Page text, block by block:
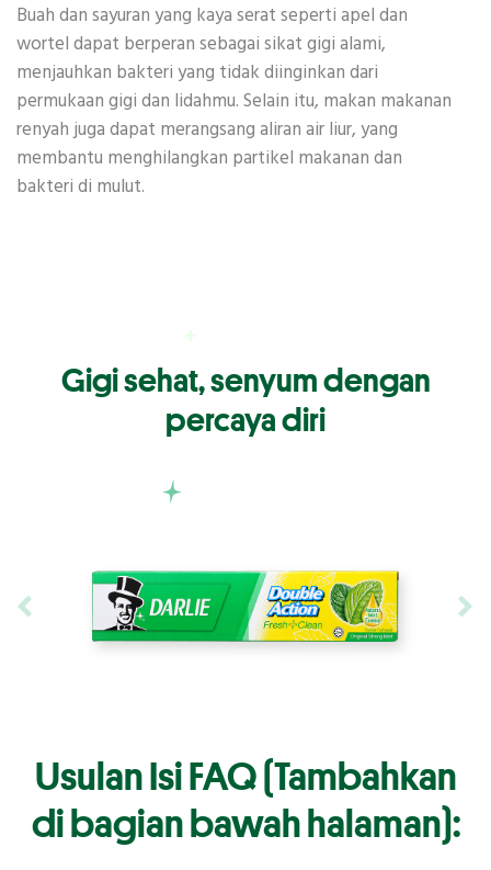
Buah dan sayuran yang kaya serat seperti apel dan
wortel dapat berperan sebagai sikat gigi alami,
menjauhkan bakteri yang tidak diinginkan dari
permukaan gigi dan lidahmu. Selain itu, makan makanan
renyah juga dapat merangsang aliran air liur, yang
membantu menghilangkan partikel makanan dan
bakteri di mulut.
Gigi sehat, senyum dengan
percaya diri
Usulan Isi FAQ (Tambahkan
di bagian bawah halaman):